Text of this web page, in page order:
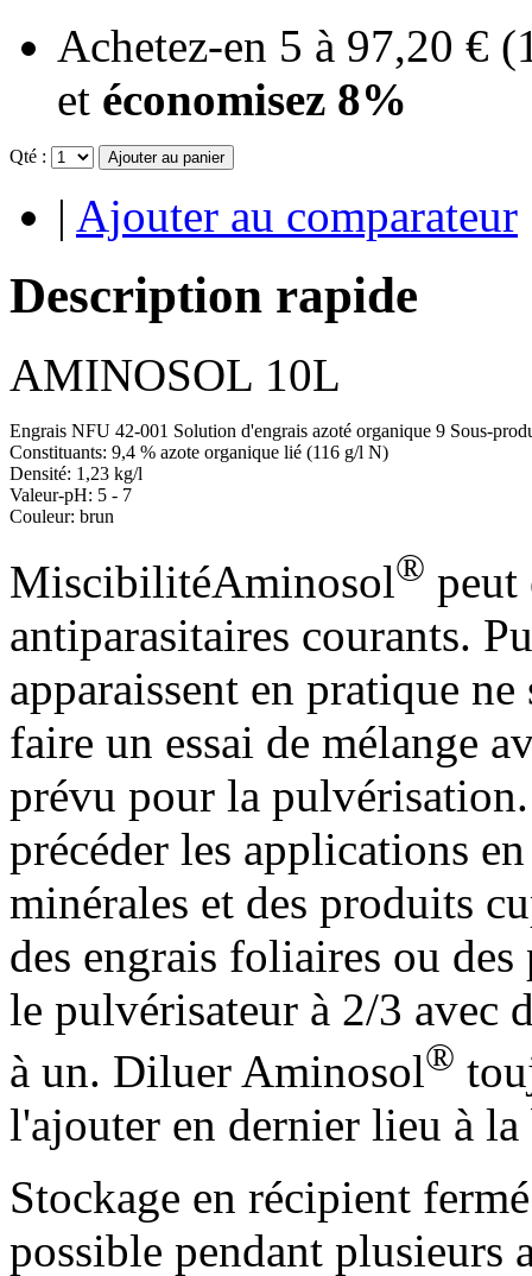
Achetez-en 5 à 97,20 € (
et économisez 8%
Qté : Ajouter au panier
| Ajouter au comparateur
Description rapide
AMINOSOL 10L
Engrais NFU 42-001 Solution d'engrais azoté organique 9 Sous-
Constituants: 9,4 % azote organique lié (116 g/l N)
Densité: 1,23 kg/l
Valeur-pH: 5 - 7
Couleur: brun
MiscibilitéAminosol® peut
antiparasitaires courants.
apparaissent en pratique
faire un essai de mélange
prévu pour la
précéder les applications
minérales et des produits
des engrais foliaires ou
le pulvérisateur à 2/3 avec
à un. Diluer Aminosol®
l'ajouter en dernier lieu à
Stockage en récipient
possible pendant plusieurs